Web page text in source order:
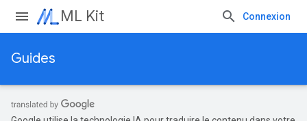
ML Kit Connexion
Guides